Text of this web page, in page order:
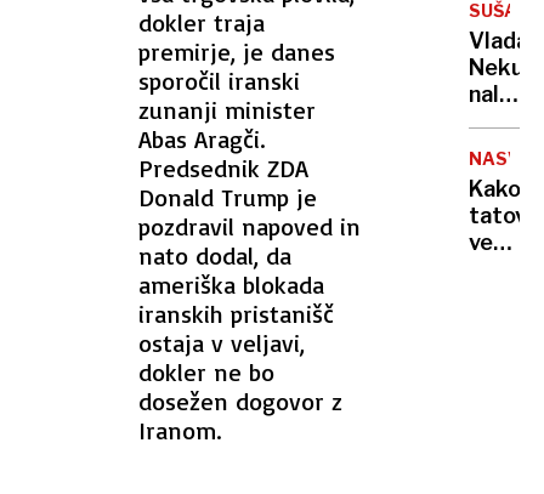
dokler traja
premirje, je danes
sporočil iranski
zunanji minister
Abas Aragči.
Predsednik ZDA
Donald Trump je
pozdravil napoved in
nato dodal, da
ameriška blokada
iranskih pristanišč
ostaja v veljavi,
dokler ne bo
dosežen dogovor z
Iranom.
vojno
za
bivših"
SUŠA
Vlada
Neku
v
vsaj
Kako
tatovi
vedo,